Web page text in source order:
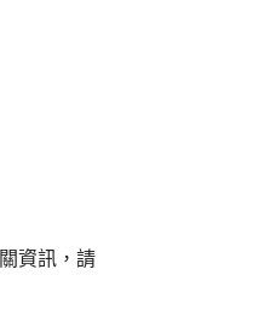
資訊，請